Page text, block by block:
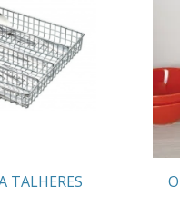
TALHERES